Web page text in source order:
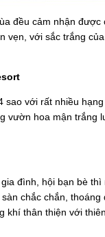
đều cảm nhận
vẹn, với sắc trắng
với rất nhiều
vườn hoa mận trắng
đình, hội bạn bè
chắc chắn,
khí thân thiện với